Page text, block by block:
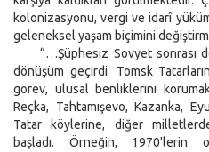
kolonizasyonu, vergi ve idarî
geleneksel yaşam biçimini
“…Şüphesiz Sovyet sonrası
dönüşüm geçirdi. Tomsk
görev, ulusal benliklerini
Reçka, Tahtamışevo, Kazanka,
Tatar köylerine, diğer
başladı. Örneğin, 1970'lerin